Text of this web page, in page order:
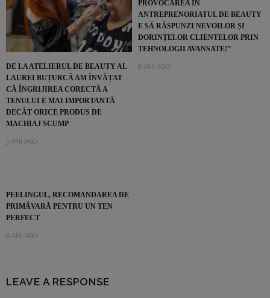
DE LA ATELIERUL DE BEAUTY AL
LAUREI BUȚURCĂ AM ÎNVĂȚAT
CĂ ÎNGRIJIREA CORECTĂ A
TENULUI E MAI IMPORTANTĂ
DECÂT ORICE PRODUS DE
MACHIAJ SCUMP
3 ANI AGO
PROVOCAREA ÎN
ANTREPRENORIATUL DE BEAUTY
E SĂ RĂSPUNZI NEVOILOR ȘI
DORINȚELOR CLIENTELOR PRIN
TEHNOLOGII AVANSATE!”
6 ANI AGO
PEELINGUL, RECOMANDAREA DE
PRIMĂVARĂ PENTRU UN TEN
PERFECT
6 ANI AGO
LEAVE A RESPONSE